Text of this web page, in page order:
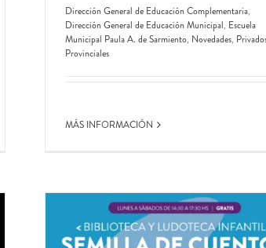
Dirección General de Educación Complementaria,
Dirección General de Educación Municipal, Escuela
Municipal Paula A. de Sarmiento, Novedades,
Provinciales
MÁS INFORMACIÓN